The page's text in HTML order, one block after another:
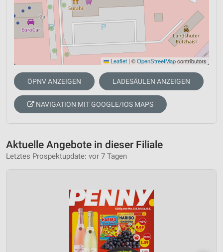
Leaflet | ©OpenStreetMapcontributors
ÖPNV ANZEIGEN LADESÄULEN ANZEIGEN
NAVIGATION MIT GOOGLE/IOS MAPS
Aktuelle Angebote in dieser Filiale
Letztes Prospektupdate: vor 7 Tagen